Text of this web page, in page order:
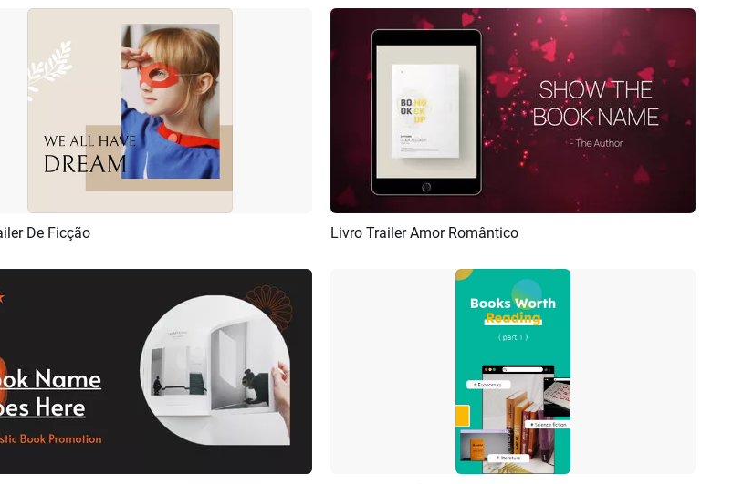
Pré-visualizar
De Ficção Pré-visualizar
Livro Trailer Amor Romântico